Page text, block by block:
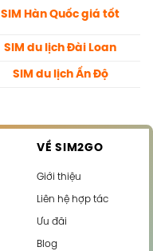
SIM Hàn Quốc giá tốt
SIM du lịch Đài Loan
SIM du lịch Ấn Độ
VỀ SIM2GO
Giới thiệu
Liên hệ hợp tác
Ưu đãi
Blog